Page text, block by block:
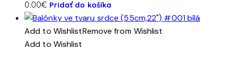
0.00€ Pridať do košíka
Add to WishlistRemove from Wishlist
Add to Wishlist